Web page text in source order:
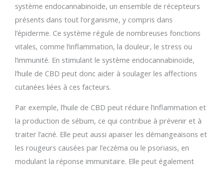
système endocannabinoïde, un ensemble de récepteurs
présents dans tout l’organisme, y compris dans
l’épiderme. Ce système régule de nombreuses fonctions
vitales, comme l’inflammation, la douleur, le stress ou
l’immunité. En stimulant le système endocannabinoïde,
l’huile de CBD peut donc aider à soulager les affections
cutanées liées à ces facteurs.
Par exemple, l’huile de CBD peut réduire l’inflammation et
la production de sébum, ce qui contribue à prévenir et à
traiter l’acné. Elle peut aussi apaiser les démangeaisons et
les rougeurs causées par l’eczéma ou le psoriasis, en
modulant la réponse immunitaire. Elle peut également